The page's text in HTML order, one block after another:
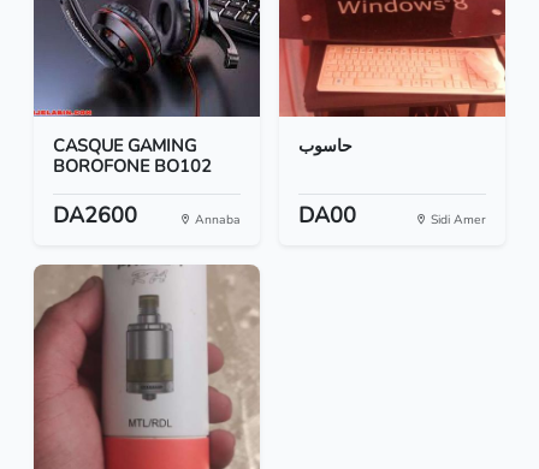
CASQUE GAMING
BOROFONE BO102
DA2600 Annaba
حاسوب
DA00 Sidi Amer